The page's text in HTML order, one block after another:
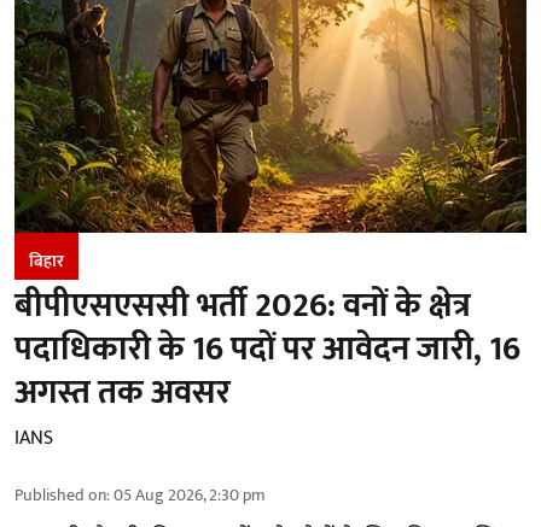
बिहार
बीपीएसएससी भर्ती 2026: वनों के क्षेत्र
पदाधिकारी के 16 पदों पर आवेदन जारी, 16
अगस्त तक अवसर
IANS
Published on:05 Aug 2026, 2:30 pm